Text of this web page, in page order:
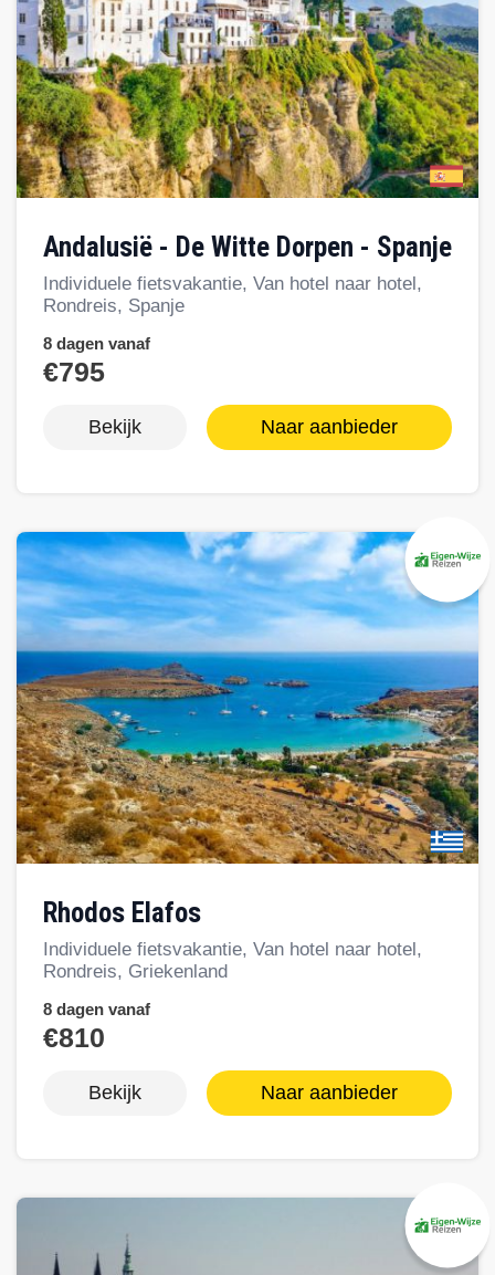
Andalusië - De Witte Dorpen - Spanje
Individuele fietsvakantie, Van hotel naar hotel,
Rondreis, Spanje
8 dagen vanaf
€795
Bekijk Naar aanbieder
Rhodos Elafos
Individuele fietsvakantie, Van hotel naar hotel,
Rondreis, Griekenland
8 dagen vanaf
€810
Bekijk Naar aanbieder